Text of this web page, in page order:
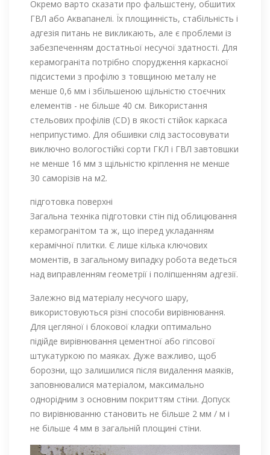
Окремо варто сказати про фальшстену, обшитих
ГВЛ або Аквапанелі. Їх площинність, стабільність і
адгезія питань не викликають, але є проблеми із
забезпеченням достатньої несучої здатності. Для
керамограніта потрібно спорудження каркасної
підсистеми з профілю з товщиною металу не
менше 0,6 мм і збільшеною щільністю стоєчних
елементів - не більше 40 см. Використання
стельових профілів (CD) в якості стійок каркаса
неприпустимо. Для обшивки слід застосовувати
виключно вологостійкі сорти ГКЛ і ГВЛ завтовшки
не менше 16 мм з щільністю кріплення не менше
30 саморізів на м2.
підготовка поверхні
Загальна техніка підготовки стін під облицювання
керамогранітом та ж, що іперед укладанням
керамічної плитки. Є лише кілька ключових
моментів, в загальному випадку робота ведеться
над виправленням геометрії і поліпшенням адгезії.
Залежно від матеріалу несучого шару,
використовуються різні способи вирівнювання.
Для цегляної і блокової кладки оптимально
підійде вирівнювання цементної або гіпсової
штукатуркою по маяках. Дуже важливо, щоб
борозни, що залишилися після видалення маяків,
заповнювалися матеріалом, максимально
однорідним з основним покриттям стіни. Допуск
по вирівнюванню становить не більше 2 мм / м і
не більше 4 мм в загальній площині стіни.